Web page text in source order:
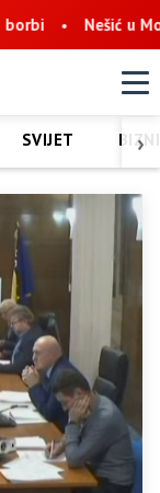
u Mostaru:
›
SVIJET